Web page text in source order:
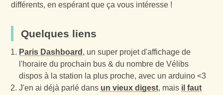
différents, en espérant que ça vous intéresse !
Quelques liens
Paris Dashboard , un super projet d'affichage de
l'horaire du prochain bus & du nombre de Vélibs
dispos à la station la plus proche, avec un arduino <3
J'en ai déjà parlé dans un vieux digest, mais il faut